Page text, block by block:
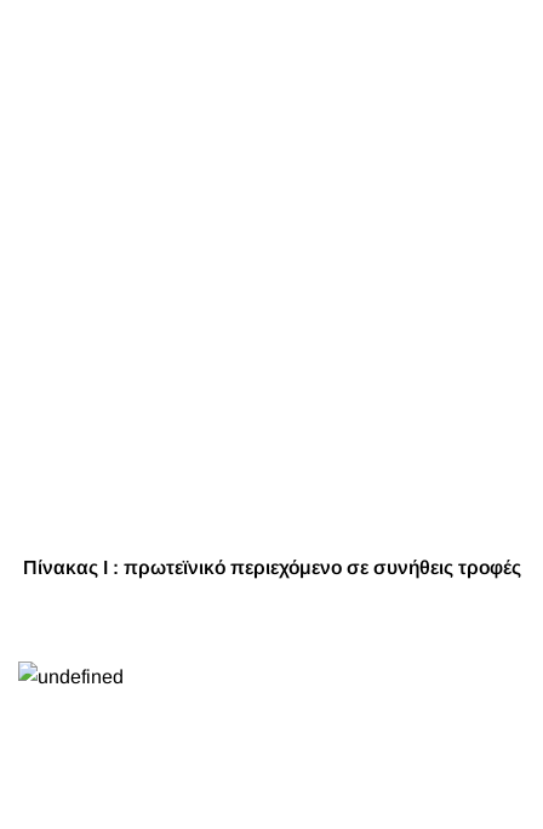
Πίνακας Ι : πρωτεϊνικό περιεχόμενο σε συνήθεις τροφές